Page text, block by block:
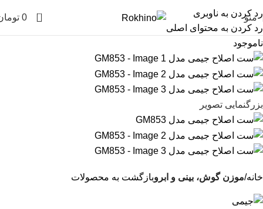
رد کردن به ناوبری
رد کردن به محتوای اصلی
منو 0
0
ناموجود
بزرگنمایی تصویر
خانه موزن گوش، بینی و ابروبازگشت به محصولات